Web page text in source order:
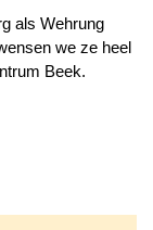
als Wehrung
we ze heel
Beek.